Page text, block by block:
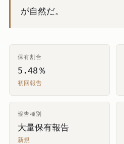
が自然だ。
保有割合
5.48％
初回報告
報告種別
大量保有報告
新規